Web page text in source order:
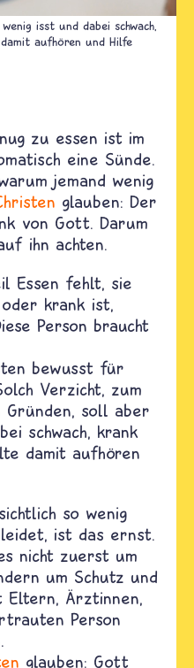
isst und dabei schwach,
aufhören und Hilfe
zu essen ist im
eine Sünde.
jemand wenig
glauben: Der
von Gott. Darum
ihn achten.
Essen fehlt, sie
krank ist,
Person braucht
bewusst für
Verzicht, zum
Gründen, soll aber
schwach, krank
damit aufhören
so wenig
ist das ernst.
nicht zuerst um
um Schutz und
Eltern, Ärztinnen,
Person
glauben: Gott